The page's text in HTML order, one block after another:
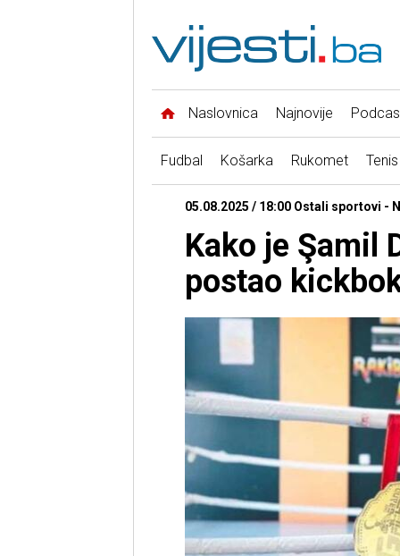
Naslovnica Najnovije
Fudbal Košarka Rukomet Tenis
05.08.2025 / 18:00 Ostali sportovi -
Kako je Şamil
postao